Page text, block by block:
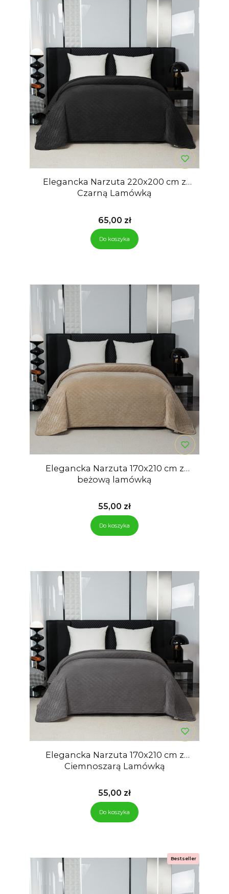
Elegancka Narzuta 220x200 cm z
Czarną Lamówką
Cena
65,00 zł
Do koszyka
Elegancka Narzuta 170x210 cm z
beżową lamówką
Cena
55,00 zł
Do koszyka
Elegancka Narzuta 170x210 cm z
Ciemnoszarą Lamówką
Cena
55,00 zł
Do koszyka
Bestseller